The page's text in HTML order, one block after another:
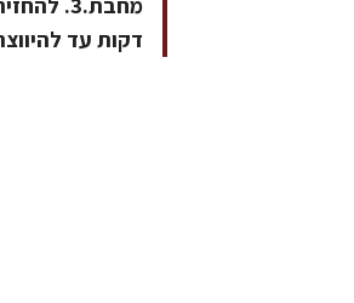
דקות עד